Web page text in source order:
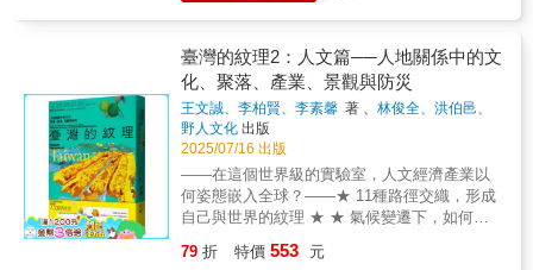
警告，我們正進入一個未知的臨界點——當溫
室氣體濃度突破地球系統的「承載範圍」，氣
候將出現非線性、難以逆轉的變化，如極端天
氣、冰川崩塌、海平面急升等。這些衝擊可能
威脅糧食安全、水資源與全球社會穩定。然
而，作者並非悲觀。他主張，只要了解地球歷
史中的氣候規律與回應機制，我們仍有機會避
免最壞的結果。地球的過去不是宿命，而是警
示：我們可以選擇減碳、轉向永續能源，守住
人類文明賴以存在的「脆弱時刻」。《脆弱的
作。 達奈爾輕快流暢的寫作風格，充滿了文字
了極大的差距。 &mdash;&mdash;《華爾街日
報》 科學與歷史的完美融合。五星首選！ 《文
明的原點》挑戰了我們對於過去的既定認知，
會讓我們更審慎去思考人類的未來。
&mdash;&mdash; 英國《週日郵報》 達奈爾的
研究方法堪稱百科全書式， 既展現了宏大的視
野，又充滿了對細節的熱情。
&mdash;&mdash;《華盛頓郵報》 在歷史學家
板塊構造地質學的影響 &mdash;&mdash;正是
掘出塵封地底下億萬年的祕密？不用穿上靴
子、帶著槌子。只需隨著本書主角一起大步來
到山上，觀察腳下，揭開這個星球的生命之
謎。 我們今天所知的地質學年代劃分是怎麼來
的呢？古生代的志留紀、寒武紀、奧陶紀等
等，大部分是透過十九世紀三位地質學先驅的
發現才得以確立的。維多利亞時代的人們，與
今天的我們相比，所知道的非常有限。地層與
年代的劃分在當時初見雛型，但英國的威爾斯
有一些極為雜亂而不連續的地層，難以解釋，
臺灣的紋理2：人文篇──人地關係中的文
化、聚落、產業、景觀與防災
王文誠、李柏賢、李素馨 著 、林俊全、洪伯邑、
洪廣冀著
野人文化 出版
2025/07/16 出版
——在這個世界級的實驗室，人文經濟產業以
何姿態嵌入全球？——★ 11種路徑交織，形成
自己與世界的紋理 ★ ★ 氣候變遷下，如何留
跡的詮釋，包含自然與人文。本書延續《臺灣
79 折 特價 553 元